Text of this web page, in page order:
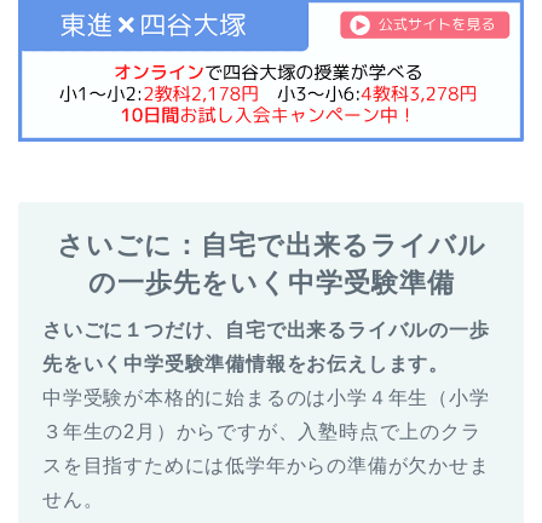
さいごに：自宅で出来るライバル
の一歩先をいく中学受験準備
さいごに１つだけ、自宅で出来るライバルの一歩
先をいく中学受験準備情報をお伝えします。
中学受験が本格的に始まるのは小学４年生（小学
３年生の2月）からですが、入塾時点で上のクラ
スを目指すためには低学年からの準備が欠かせま
せん。